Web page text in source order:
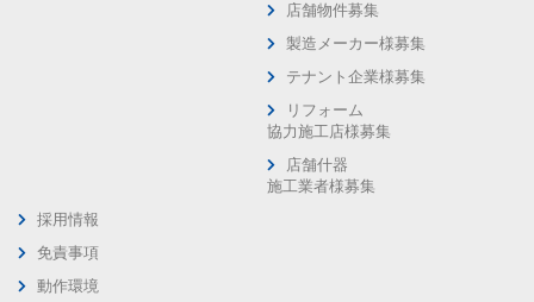
店舗物件募集
製造メーカー様募集
テナント企業様募集
リフォーム
協力施工店様募集
店舗什器
施工業者様募集
採用情報
免責事項
動作環境